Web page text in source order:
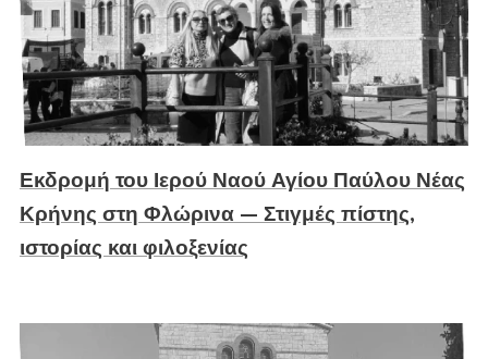
Εκδρομή του Ιερού Ναού Αγίου Παύλου Νέας
Κρήνης στη Φλώρινα — Στιγμές πίστης,
ιστορίας και φιλοξενίας